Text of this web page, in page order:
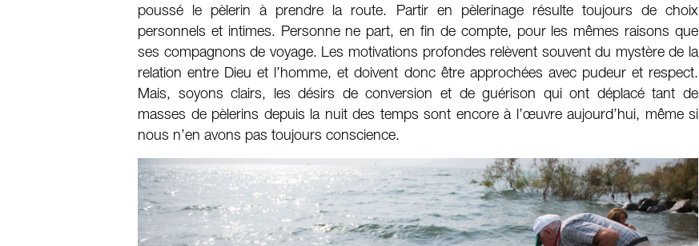
poussé le pèlerin à prendre la route. Partir en pèlerinage résulte toujours de choix
personnels et intimes. Personne ne part, en fin de compte, pour les mêmes raisons que
ses compagnons de voyage. Les motivations profondes relèvent souvent du mystère de la
relation entre Dieu et l’homme, et doivent donc être approchées avec pudeur et respect.
Mais, soyons clairs, les désirs de conversion et de guérison qui ont déplacé tant de
masses de pèlerins depuis la nuit des temps sont encore à l’œuvre aujourd’hui, même si
nous n’en avons pas toujours conscience.